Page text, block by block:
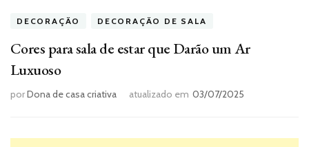
DECORAÇÃO DECORAÇÃO DE SALA
Cores para sala de estar que Darão um Ar
Luxuoso
porDona de casa criativa atualizado em 03/07/2025